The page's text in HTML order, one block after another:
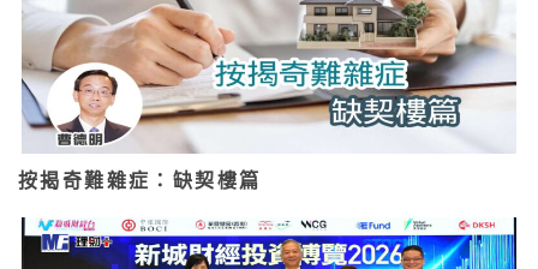
按揭奇難雜症：缺契樓篇